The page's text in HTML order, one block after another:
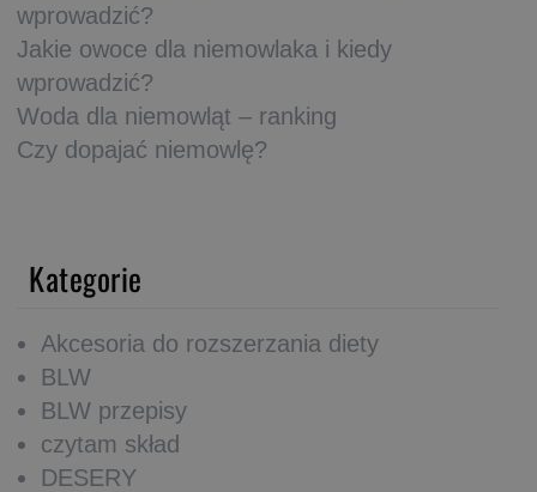
wprowadzić?
Jakie owoce dla niemowlaka i kiedy
wprowadzić?
Woda dla niemowląt – ranking
Czy dopajać niemowlę?
Kategorie
Akcesoria do rozszerzania diety
BLW
BLW przepisy
czytam skład
DESERY